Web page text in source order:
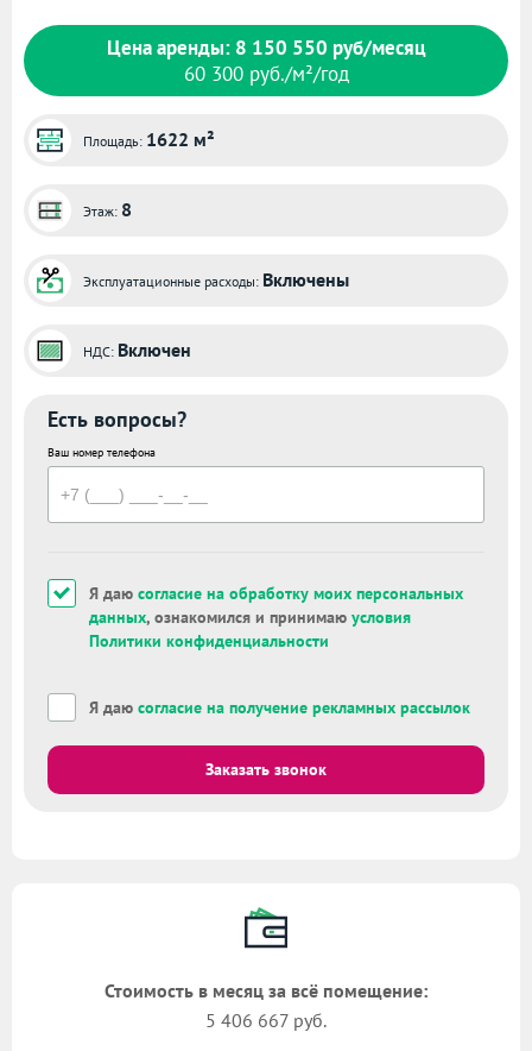
Цена аренды: 8 150 550 руб/месяц
60 300 руб./м²/год
Площадь: 1622 м²
Этаж: 8
Эксплуатационные расходы: Включены
НДС: Включен
Есть вопросы?
Ваш номер телефона
Я даю согласие на обработку моих персональных
данных, ознакомился и принимаю условия
Политики конфиденциальности
Я даю согласие на получение рекламных рассылок
Заказать звонок
Стоимость в месяц за всё помещение:
5 406 667 руб.